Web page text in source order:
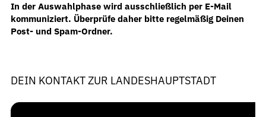
In der Auswahlphase wird ausschließlich per E-Mail
kommuniziert. Überprüfe daher bitte regelmäßig Deinen
Post- und Spam-Ordner.
DEIN KONTAKT ZUR LANDESHAUPTSTADT